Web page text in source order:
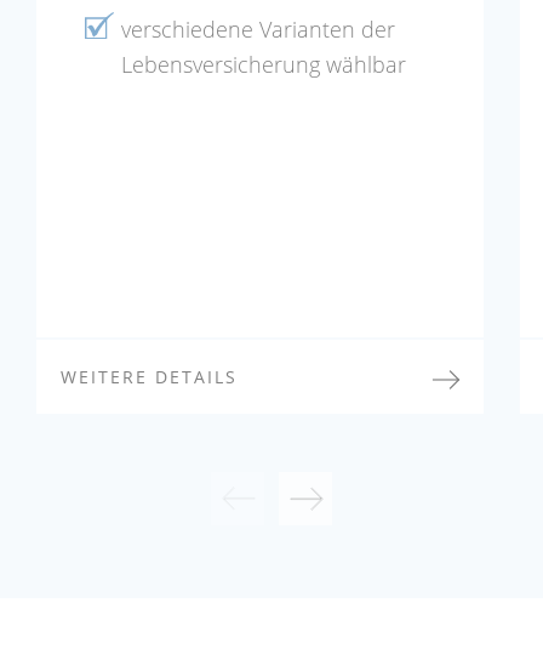
verschiedene Varianten der
Lebensversicherung wählbar
WEITERE DETAILS